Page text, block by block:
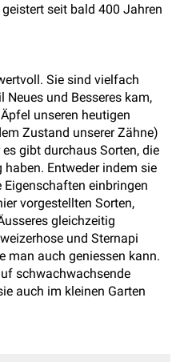
seit bald 400 Jahren
Sie sind vielfach
und Besseres kam,
unseren heutigen
Zustand unserer Zähne)
gibt durchaus Sorten, die
Entweder indem sie
einbringen
vorgestellten Sorten,
gleichzeitig
und Sternapi
man auch geniessen kann.
schwachwachsende
auch im kleinen Garten